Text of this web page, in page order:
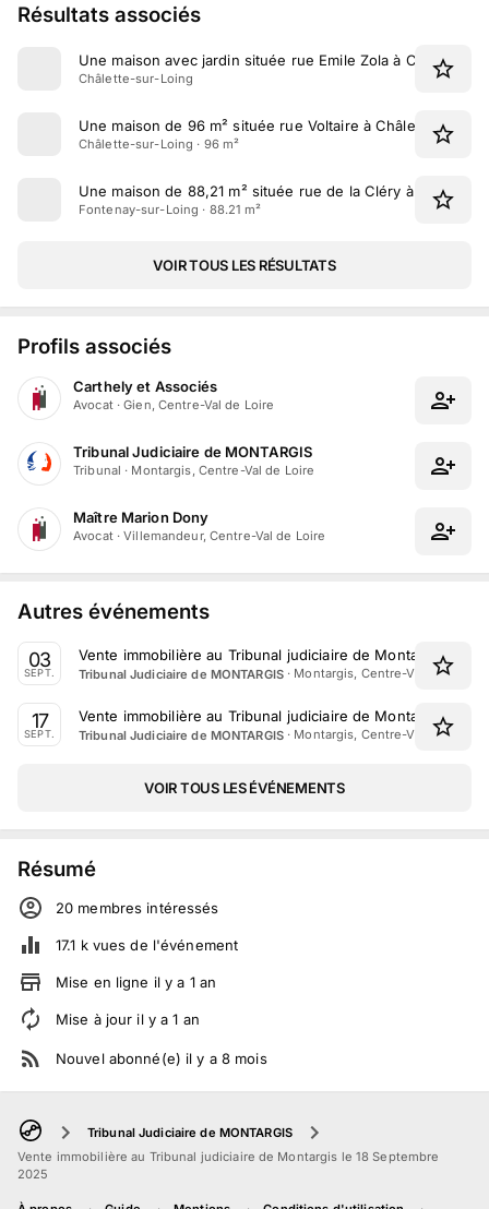
Résultats associés
Une maison avec jardin située rue Emile Zola à Châlette-
Châlette-sur-Loing
Une maison de 96 m² située rue Voltaire à Châlette-sur-
Châlette-sur-Loing · 96 m²
Une maison de 88,21 m² située rue de la Cléry à
Fontenay-sur-Loing · 88.21 m²
VOIR TOUS LES RÉSULTATS
Profils associés
Carthely et Associés
Avocat·Gien, Centre-Val de Loire
Tribunal Judiciaire de MONTARGIS
Tribunal · Montargis, Centre-Val de Loire
Maître Marion Dony
Avocat·Villemandeur, Centre-Val de Loire
Autres événements
03
SEPT.
Vente immobilière au Tribunal judiciaire de Montargis le 3
Tribunal Judiciaire de MONTARGIS· Montargis, Centre-Val de Loire
17
SEPT.
Vente immobilière au Tribunal judiciaire de Montargis le 17
Tribunal Judiciaire de MONTARGIS· Montargis, Centre-Val de Loire
VOIR TOUS LES ÉVÉNEMENTS
Résumé
20 membres intéressés
17.1 kvues de l'événement
Mise en ligne il y a 1 an
Mise à jour il y a1 an
Nouvel abonné(e) il y a 8 mois
Tribunal Judiciaire de MONTARGIS
Vente immobilière au Tribunal judiciaire de Montargis le 18 Septembre
2025